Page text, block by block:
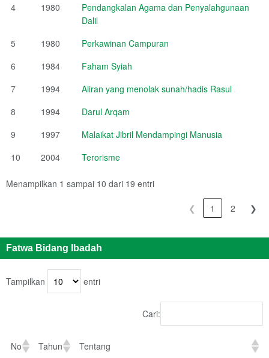
4
1980
Pendangkalan Agama dan Penyalahgunaan
Dalil
5
1980
Perkawinan Campuran
6
1984
Faham Syiah
7
1994
Aliran yang menolak sunah/hadis Rasul
8
1994
Darul Arqam
9
1997
Malaikat Jibril Mendampingi Manusia
10
2004 Terorisme
Menampilkan 1 sampai 10 dari 19 entri
❮ 1 2 ❯
Fatwa Bidang Ibadah
Tampilkan entri
Cari:
No Tahun
Tentang